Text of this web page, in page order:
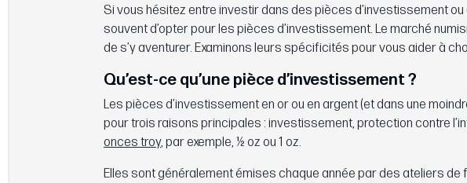
Si vous hésitez entre investir dans des pièces d’investissement
souvent d’opter pour les pièces d’investissement. Le marché
de s’y aventurer. Examinons leurs spécificités pour vous aider à
Qu’est-ce qu’une pièce d’investissement ?
Les pièces d’investissement en or ou en argent (et dans une
pour trois raisons principales : investissement, protection contre
onces troy, par exemple, ½ oz ou 1 oz.
Elles sont généralement émises chaque année par des ateliers